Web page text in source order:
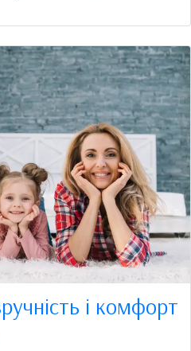
і комфорт